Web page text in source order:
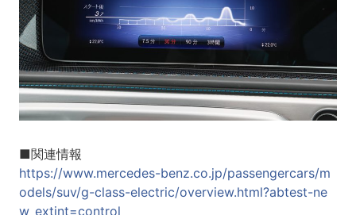
■関連情報
https://www.mercedes-benz.co.jp/passengercars/m
odels/suv/g-class-electric/overview.html?abtest-ne
w_extint=control